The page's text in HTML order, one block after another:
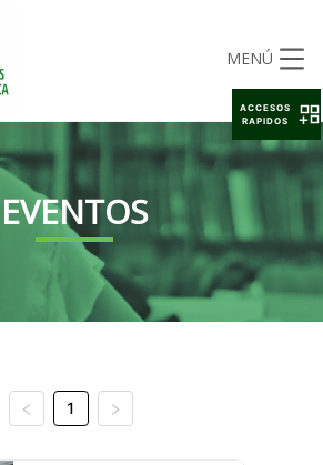
MENÚ
EVENTOS
1
ACCESOS
RAPIDOS